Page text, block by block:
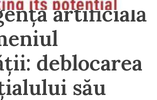
artificială
deblocarea
său